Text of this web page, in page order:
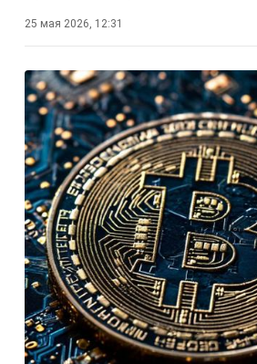
25 мая 2026, 12:31